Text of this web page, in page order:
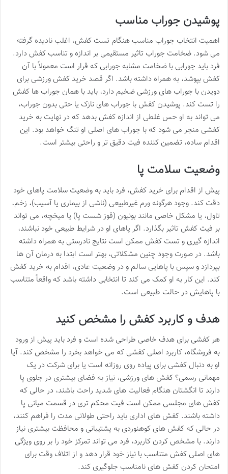
پوشیدن جوراب مناسب
اهمیت انتخاب جوراب مناسب هنگام تست کفش، اغلب نادیده گرفته
می شود. ضخامت جوراب تاثیر مستقیمی بر اندازه و تناسب کفش دارد.
فرد باید جورابی با ضخامت مشابه جورابی که قرار است معمولاً با آن
کفش بپوشد، به همراه داشته باشد. اگر قصد خرید کفش ورزشی برای
دویدن با جوراب های ورزشی ضخیم دارد، باید با همان جوراب ها کفش
را تست کند. پوشیدن کفش با جوراب های نازک یا حتی بدون جوراب،
می تواند به او حس غلطی از اندازه کفش بدهد که در نهایت به خرید
کفشی منجر می شود که با جوراب های اصلی او تنگ خواهد بود. این
اقدام ساده، تضمین کننده فیت دقیق تر و راحتی بیشتر است.
وضعیت سلامت پا
پیش از اقدام برای خرید کفش، فرد باید به وضعیت سلامت پاهای خود
دقت کند. وجود هرگونه ورم غیرطبیعی (ناشی از بیماری یا آسیب)، زخم،
تاول، یا مشکل خاصی مانند بونیون (قوز شست پا) یا میخچه، می تواند
بر فیت کفش تاثیر بگذارد. اگر پاهای او در شرایط طبیعی خود نباشند،
اندازه گیری و تست کفش ممکن است نتایج نادرستی به همراه داشته
باشد. در صورت وجود چنین مشکلاتی، بهتر است ابتدا به درمان آن ها
بپردازد و سپس با پاهایی سالم و در وضعیت عادی، اقدام به خرید کفش
کند. این کار به او کمک می کند تا انتخابی داشته باشد که واقعاً متناسب
با پاهایش در حالت طبیعی است.
هدف و کاربرد کفش را مشخص کنید
هر کفشی برای هدف خاصی طراحی شده است و فرد باید پیش از ورود
به فروشگاه، کاربرد اصلی کفشی که می خواهد بخرد را مشخص کند. آیا
او به دنبال کفشی برای پیاده روی روزانه است یا برای شرکت در یک
مهمانی رسمی؟ کفش های ورزشی، نیاز به فضای بیشتری در جلوی پا
دارند تا انگشتان هنگام فعالیت های شدید راحت باشند، در حالی که
کفش های مجلسی ممکن است فیت محکم تری در قسمت میانی پا
داشته باشند. کفش های اداری باید راحتی طولانی مدت را فراهم کنند،
در حالی که کفش های کوهنوردی به پشتیبانی و محافظت بیشتری نیاز
دارند. با مشخص کردن کاربرد، فرد می تواند تمرکز خود را بر روی ویژگی
های اصلی کفش متناسب با نیاز خود قرار دهد و از اتلاف وقت برای
امتحان کردن کفش های نامناسب جلوگیری کند.